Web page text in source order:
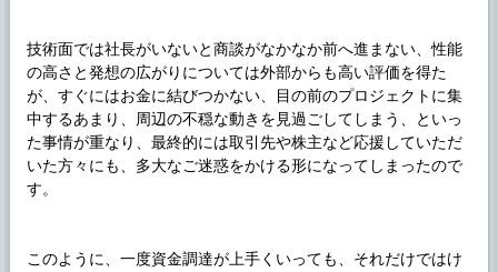
技術面では社長がいないと商談がなかなか前へ進まない、性能
の高さと発想の広がりについては外部からも高い評価を得た
が、すぐにはお金に結びつかない、目の前のプロジェクトに集
中するあまり、周辺の不穏な動きを見過ごしてしまう、といっ
た事情が重なり、最終的には取引先や株主など応援していただ
いた方々にも、多大なご迷惑をかける形になってしまったので
す。
このように、一度資金調達が上手くいっても、それだけではけ